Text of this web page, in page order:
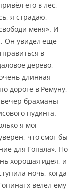
его в лес,
я страдаю,
меня». И
Он увидел еще
в
дерево,
длинная
дороге в Ремуну,
вечер брахманы
пудинга.
я мог
что смог бы
для Гопала». Но
хорошая идея, и
ночь, когда
велел ему